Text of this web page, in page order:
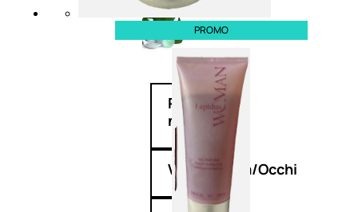
Profumi
nature
Viso/Labbra/Occhi
PROMO